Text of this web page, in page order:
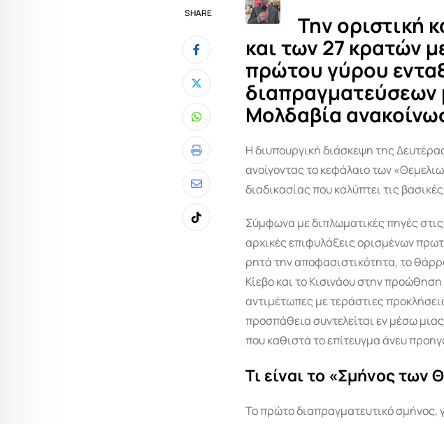
SHARE
Whatsapp
Print
Share
via
Email
Tiktok
Την οριστική
και των 27 κρατών
πρώτου γύρου
διαπραγματεύσεων
Μολδαβία
Η διυπουργική διάσκεψη της
ανοίγοντας το κεφάλαιο των
διαδικασίας που καλύπτει τις
Σύμφωνα με διπλωματικές πηγές
αρχικές επιφυλάξεις ορισμένων
ρητά την αποφασιστικότητα, το
Κίεβο και το Κισινάου στην
αντιμέτωπες με τεράστιες
προσπάθεια συντελείται εν μέσω
που καθιστά το επίτευγμα άνευ
Τι είναι το «Σμήνος των
Το πρώτο διαπραγματευτικό